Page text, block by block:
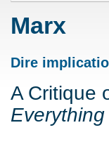
Marx
Dire
A Critique
Everything